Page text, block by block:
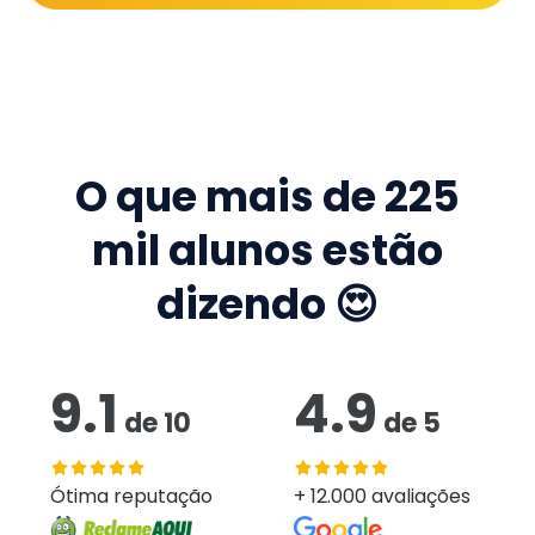
O que mais de225
mil alunos estão
dizendo 😍
9.1 de10
Ótima reputação
4.9 de 5
+ 12.000 avaliações